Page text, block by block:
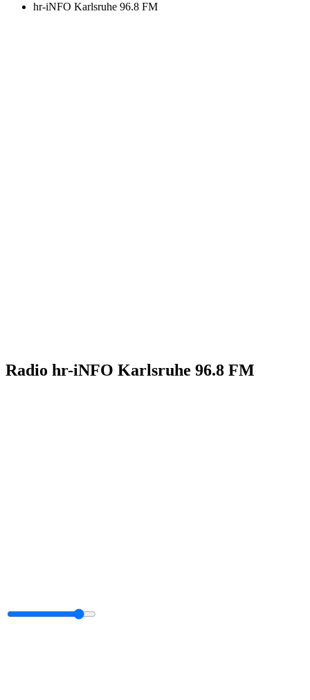
hr-iNFO Karlsruhe 96.8 FM
Radio hr-iNFO Karlsruhe 96.8 FM